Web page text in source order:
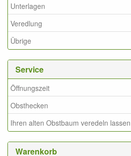
Unterlagen
Veredlung
Übrige
Service
Öffnungszeit
Obsthecken
Ihren alten Obstbaum veredeln
Warenkorb